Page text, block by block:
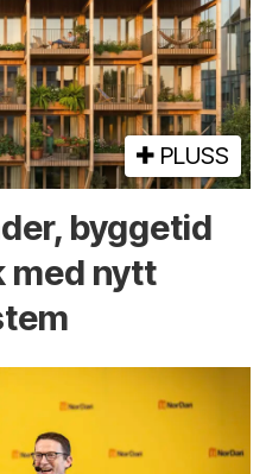
PLUSS
byggetid
med nytt